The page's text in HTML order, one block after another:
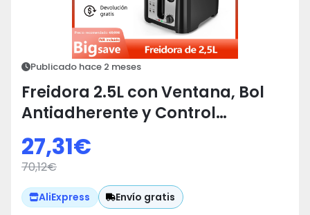
Publicado hace 2 meses
Freidora 2.5L con Ventana, Bol
Antiadherente y Control
Temperatura 🍟
27,31€
70,12€
AliExpress Envío gratis